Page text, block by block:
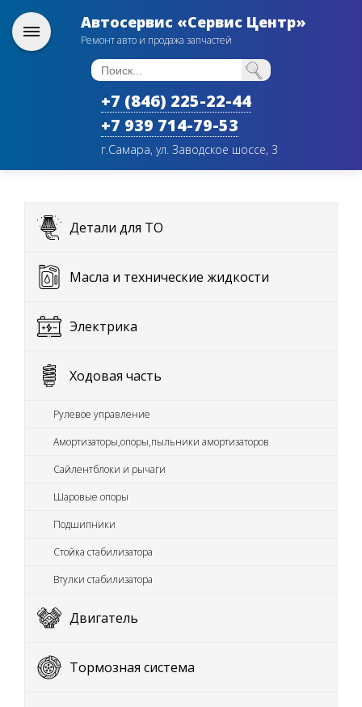
Автосервис «Сервис Центр»
Ремонт авто и продажа запчастей
+7 (846) 225-22-44
+7 939 714-79-53
г.Самара, ул. Заводское шоссе, 3
Детали для ТО
Масла и технические жидкости
Электрика
Ходовая часть
Рулевое управление
Амортизаторы,опоры,пыльники амортизаторов
Сайлентблоки и рычаги
Шаровые опоры
Подшипники
Стойка стабилизатора
Втулки стабилизатора
Двигатель
Тормозная система